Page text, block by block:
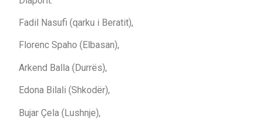
Fadil Nasufi (qarku i Beratit),
Florenc Spaho (Elbasan),
Arkend Balla (Durrës),
Edona Bilali (Shkodër),
Bujar Çela (Lushnje),